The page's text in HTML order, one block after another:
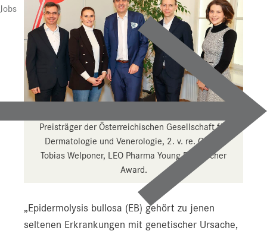
Jobs
Preisträger der Österreichischen Gesellschaft für
Dermatologie und Venerologie, 2. v. re. OA Dr.
Tobias Welponer, LEO Pharma Young Researcher
Award.
„Epidermolysis bullosa (EB) gehört zu jenen
seltenen Erkrankungen mit genetischer Ursache,